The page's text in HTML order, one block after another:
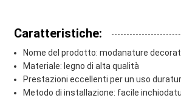
Caratteristiche:
Nome del prodotto: modanature
Materiale: legno di alta qualità
Prestazioni eccellenti per un uso
Metodo di installazione: facile